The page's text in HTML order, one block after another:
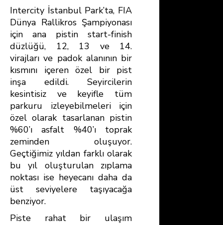
Intercity İstanbul Park’ta, FIA
Dünya Rallikros Şampiyonası
için ana pistin start-finish
düzlüğü, 12, 13 ve 14.
virajları ve padok alanının bir
kısmını içeren özel bir pist
inşa edildi. Seyircilerin
kesintisiz ve keyifle tüm
parkuru izleyebilmeleri için
özel olarak tasarlanan pistin
%60’ı asfalt %40’ı toprak
zeminden oluşuyor.
Geçtiğimiz yıldan farklı olarak
bu yıl oluşturulan zıplama
noktası ise heyecanı daha da
üst seviyelere taşıyacağa
benziyor.
Piste rahat bir ulaşım